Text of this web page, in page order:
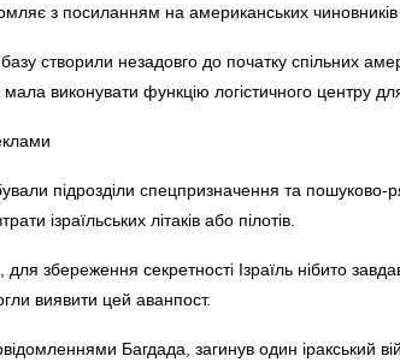
з посиланням на американських чиновників
створили незадовго до початку спільних
виконувати функцію логістичного центру
підрозділи спецпризначення та пошуково-
ізраїльських літаків або пілотів.
збереження секретності Ізраїль нібито
виявити цей аванпост.
Багдада, загинув один іракський